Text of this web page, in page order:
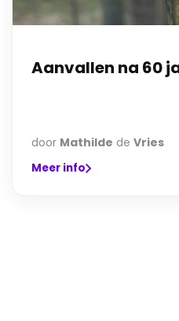
Aanvallen na 60
door Mathilde de Vries
Meer info